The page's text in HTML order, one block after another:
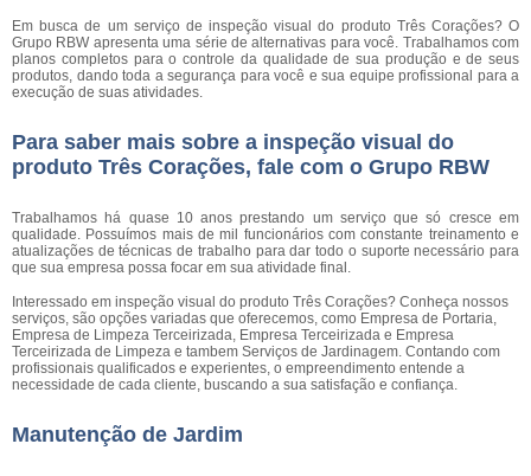
Em busca de um serviço de inspeção visual do produto Três Corações? O
Grupo RBW apresenta uma série de alternativas para você. Trabalhamos com
planos completos para o controle da qualidade de sua produção e de seus
produtos, dando toda a segurança para você e sua equipe profissional para a
execução de suas atividades.
Para saber mais sobre a inspeção visual do
produto Três Corações, fale com o Grupo RBW
Trabalhamos há quase 10 anos prestando um serviço que só cresce em
qualidade. Possuímos mais de mil funcionários com constante treinamento e
atualizações de técnicas de trabalho para dar todo o suporte necessário para
que sua empresa possa focar em sua atividade final.
Interessado em inspeção visual do produto Três Corações? Conheça nossos
serviços, são opções variadas que oferecemos, como Empresa de Portaria,
Empresa de Limpeza Terceirizada, Empresa Terceirizada e Empresa
Terceirizada de Limpeza e tambem Serviços de Jardinagem. Contando com
profissionais qualificados e experientes, o empreendimento entende a
necessidade de cada cliente, buscando a sua satisfação e confiança.
Manutenção de Jardim